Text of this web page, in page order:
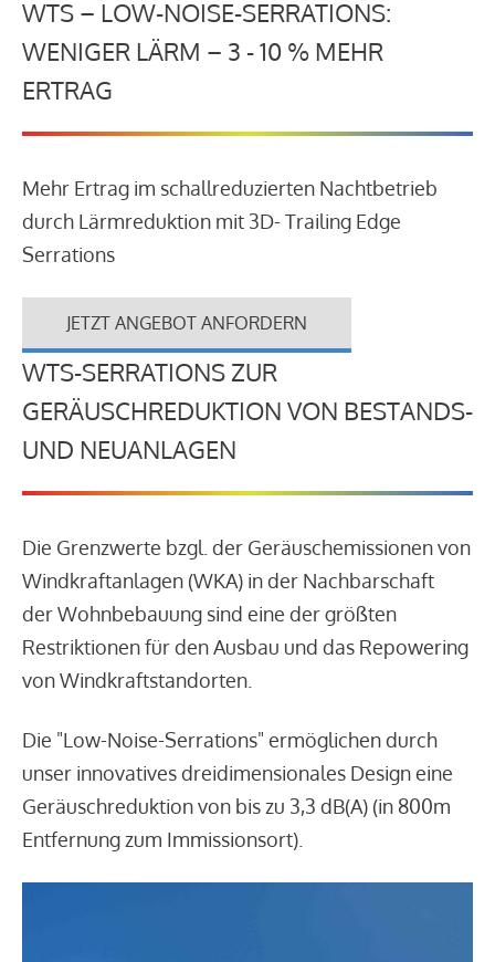
WTS – LOW-NOISE-SERRATIONS:
WENIGER LÄRM – 3 - 10 % MEHR
ERTRAG
Mehr Ertrag im schallreduzierten Nachtbetrieb
durch Lärmreduktion mit 3D- Trailing Edge
Serrations
JETZT ANGEBOT ANFORDERN
WTS-SERRATIONS ZUR
GERÄUSCHREDUKTION VON BESTANDS-
UND NEUANLAGEN
Die Grenzwerte bzgl. der Geräuschemissionen von
Windkraftanlagen (WKA) in der Nachbarschaft
der Wohnbebauung sind eine der größten
Restriktionen für den Ausbau und das Repowering
von Windkraftstandorten.
Die "Low-Noise-Serrations" ermöglichen durch
unser innovatives dreidimensionales Design eine
Geräuschreduktion von bis zu 3,3 dB(A) (in 800m
Entfernung zum Immissionsort).